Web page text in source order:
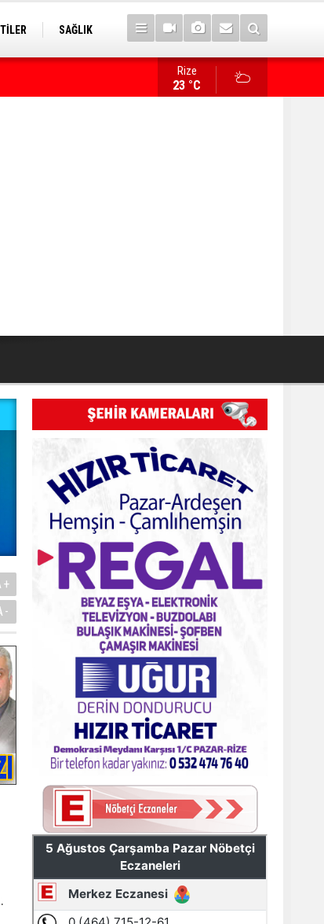
SAĞLIK
sözü, "Bize her yer Trabzon" oldu!Rize
23 °C